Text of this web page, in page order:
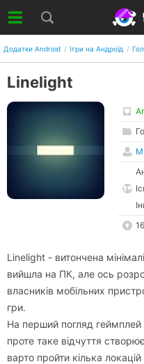
Додатки Android Ігри на Андроїд
Linelight
Linelight - витончена
вийшла на ПК, але ось
власників мобільних
гри.
На перший погляд
проте таке відчуття
варто пройти кілька